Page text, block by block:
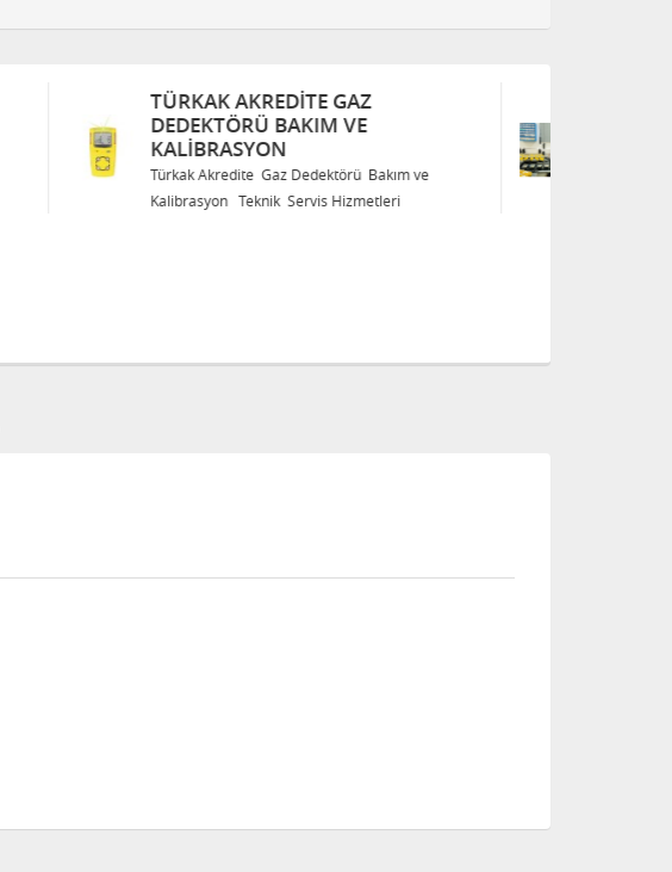
ve
TÜRKAK AKREDITE GAZ
DEDEKTÖRÜ BAKIM VE
KALIBRASYON
Türkak Akredite Gaz Dedektörü Bakım ve
Kalibrasyon Teknik Servis Hizmetleri